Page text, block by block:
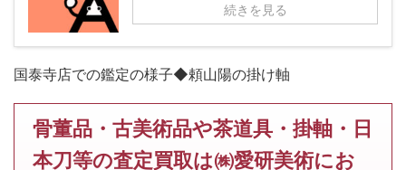
続きを見る
国泰寺店での鑑定の様子◆頼山陽の掛け軸
骨董品・古美術品や茶道具・掛軸・日
本刀等の査定買取は㈱愛研美術にお